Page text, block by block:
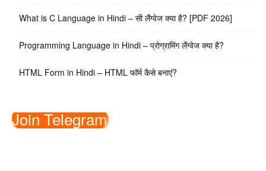
What is C Language in Hindi – सी लैंग्वेज क्या है? [PDF 2026]
Programming Language in Hindi – प्रोग्रामिंग लैंग्वेज क्या है?
HTML Form in Hindi – HTML फॉर्म कैसे बनाएं?
Join Telegram